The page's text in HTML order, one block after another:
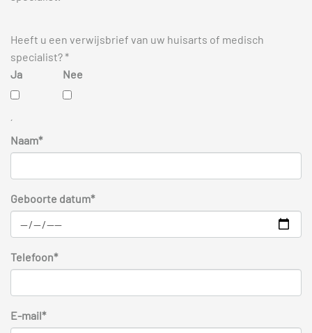
Heeft u een verwijsbrief van uw huisarts of medisch
specialist? *
Ja
Nee
´
Naam*
Geboorte datum*
Telefoon*
E-mail*